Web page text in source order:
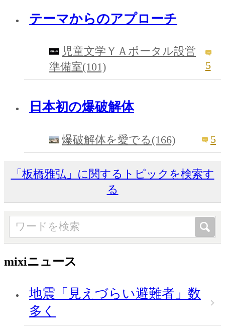
テーマからのアプローチ
児童文学ＹＡポータル設営
準備室(101)
5
日本初の爆破解体
爆破解体を愛でる(166) 5
「板橋雅弘」に関するトピックを検索す
る
mixiニュース
地震「見えづらい避難者」数
多く